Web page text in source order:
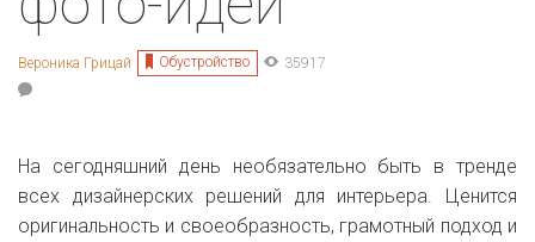
Вероника Грицай Обустройство 35917
На сегодняшний день необязательно быть в тренде
всех дизайнерских решений для интерьера. Ценится
оригинальность и своеобразность, грамотный подход и